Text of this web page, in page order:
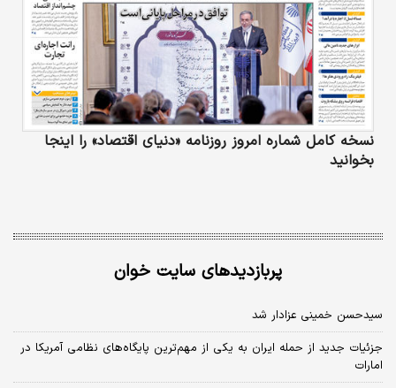
نسخه کامل شماره امروز روزنامه «دنیای‌ اقتصاد» را اینجا
بخوانید
پربازدیدهای سایت خوان
سیدحسن خمینی عزادار شد
جزئیات جدید از حمله ایران به یکی از مهم‌ترین پایگاه‌های نظامی آمریکا در
امارات